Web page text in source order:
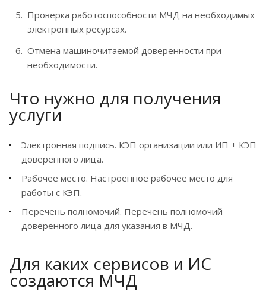
Проверка работоспособности МЧД на необходимых
электронных ресурсах.
Отмена машиночитаемой доверенности при
необходимости.
Что нужно для получения
услуги
Электронная подпись. КЭП организации или ИП + КЭП
доверенного лица.
Рабочее место. Настроенное рабочее место для
работы с КЭП.
Перечень полномочий. Перечень полномочий
доверенного лица для указания в МЧД.
Для каких сервисов и ИС
создаются МЧД